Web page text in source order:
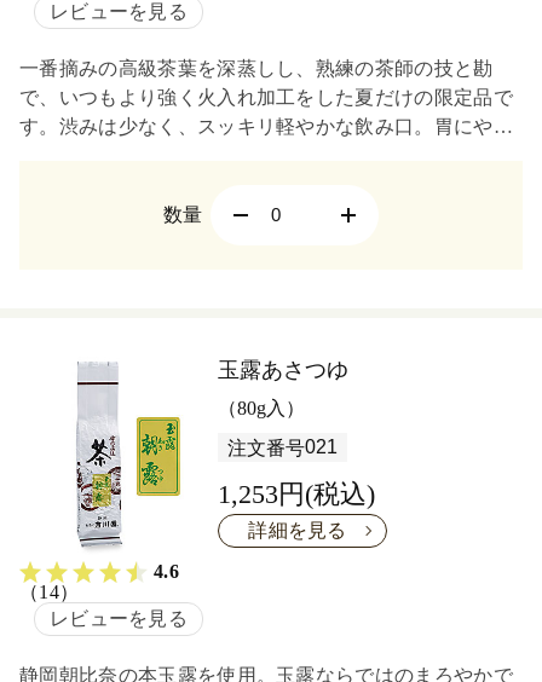
レビューを見る
一番摘みの高級茶葉を深蒸しし、熟練の茶師の技と勘
で、いつもより強く火入れ加工をした夏だけの限定品で
す。渋みは少なく、スッキリ軽やかな飲み口。胃にやさ
数量
4.6
（14）
レビューを見る
玉露あさつゆ
（80g入）
注文番号021
1,253円(税込)
詳細を見る
静岡朝比奈の本玉露を使用。玉露ならではのまろやかで